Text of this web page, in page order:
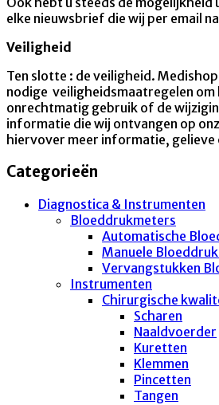
elke nieuwsbrief die wij per email
Veiligheid
Ten slotte : de veiligheid.
nodige veiligheidsmaatregelen om
onrechtmatig gebruik of de
informatie die wij ontvangen op
hiervover meer informatie, gelieve
Categorieën
Diagnostica & Instrumenten
Bloeddrukmeters
Automatische
Manuele
Vervangstukken
Instrumenten
Chirurgische
Scharen
Naaldvoerder
Kuretten
Klemmen
Pincetten
Tangen